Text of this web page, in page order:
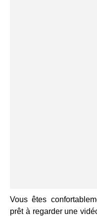
Vous êtes
prêt à regarder une